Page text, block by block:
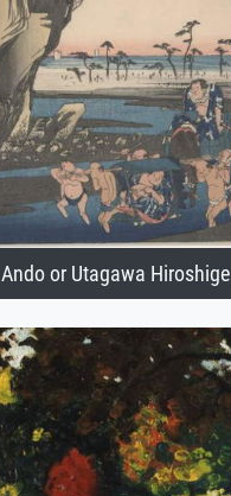
Ando or Utagawa Hiroshige